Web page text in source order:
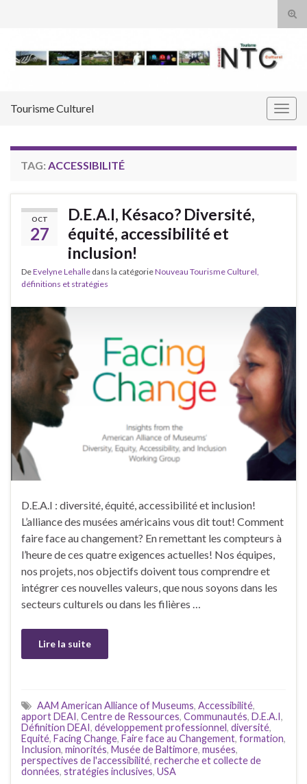
Tourisme Culturel
TAG: ACCESSIBILITÉ
OCT
27
D.E.A.I, Késaco? Diversité,
équité, accessibilité et
inclusion!
DeEvelyne Lehalle dans la catégorieNouveau Tourisme Culturel,
définitions et stratégies
D.E.A.I : diversité, équité, accessibilité et inclusion!
L’alliance des musées américains vous dit tout! Comment
faire face au changement? En remettant les compteurs à
l’heure de ces quatre exigences actuelles! Nos équipes,
nos projets, nos objectifs doivent tous comprendre et
intégrer ces nouvelles valeurs, que nous soyons dans les
secteurs culturels ou dans les filières …
Lire la suite
AAM American Alliance of Museums, Accessibilité,
apport DEAI, Centre de Ressources, Communautés, D.E.A.I,
Définition DEAI, développement professionnel, diversité,
Equité, Facing Change, Faire face au Changement, formation,
Inclusion, minorités, Musée de Baltimore, musées,
perspectives de l'accessibilité, recherche et collecte de
données, stratégies inclusives, USA